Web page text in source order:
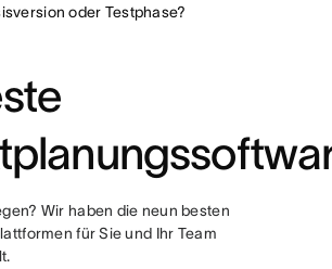
oder Testphase?
Wir haben die neun besten
für Sie und Ihr Team